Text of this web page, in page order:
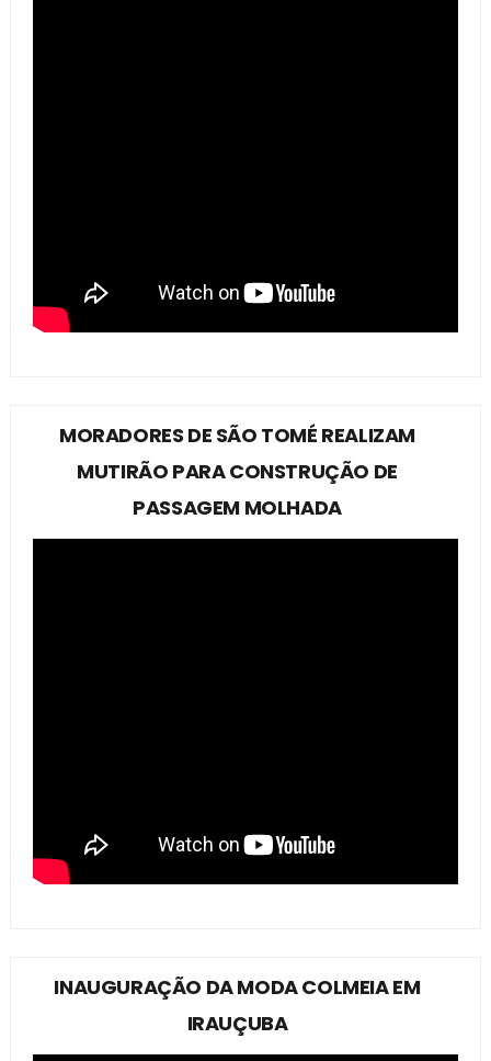
MORADORES DE SÃO TOMÉ REALIZAM
MUTIRÃO PARA CONSTRUÇÃO DE
PASSAGEM MOLHADA
INAUGURAÇÃO DA MODA COLMEIA EM
IRAUÇUBA